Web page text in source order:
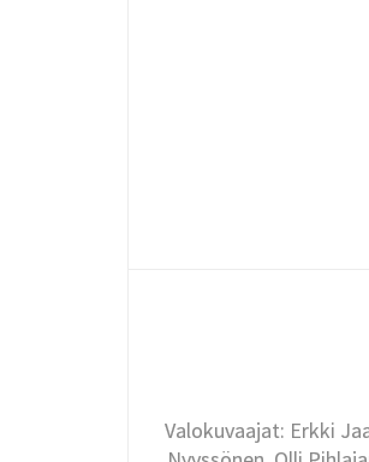
Valokuvaajat: Erkki